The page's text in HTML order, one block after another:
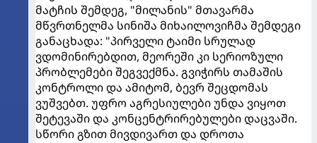
მატჩის შემდეგ, "მილანის" მთავარმა
მწვრთნელმა სინიშა მიხაილოვიჩმა შემდეგი
განაცხადა: "პირველი ტაიმი სრულად
ვდომინირებდით, მეორეში კი სერიოზული
პრობლემები შეგვექმნა. გვიჭირს თამაშის
კონტროლი და ამიტომ, ბევრ შეცდომას
ვუშვებთ. უფრო აგრესიულები უნდა ვიყოთ
შეტევაში და კონცენტრირებულები დაცვაში.
სწორი გზით მივდივართ და დროთა